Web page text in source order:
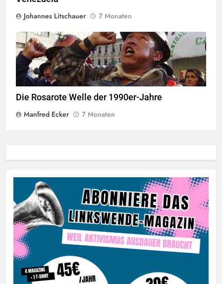
Johannes Litschauer
7 Monaten
© Sebastian Hacher
Die Rosarote Welle der 1990er-Jahre
Manfred Ecker
7 Monaten